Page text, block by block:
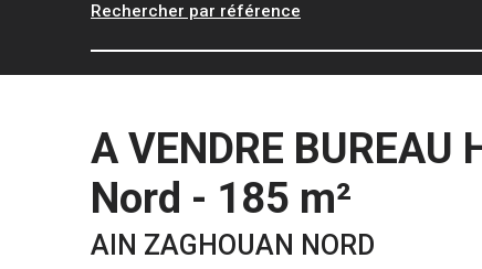
Rechercher par référence
A VENDRE
Nord - 185 m²
AIN ZAGHOUAN NORD